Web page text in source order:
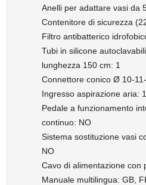
Anelli per adattare vasi da
Contenitore di sicurezza
Filtro antibatterico
Tubi in silicone
lunghezza 150 cm: 1
Connettore conico Ø 10-
Ingresso aspirazione aria: 1
Pedale a funzionamento
continuo: NO
Sistema sostituzione vasi
NO
Cavo di alimentazione con
Manuale multilingua: GB,